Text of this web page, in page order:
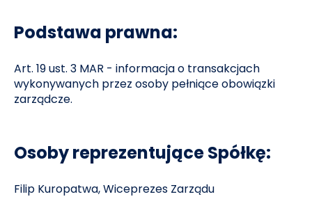
Podstawa prawna:
Art. 19 ust. 3 MAR - informacja o transakcjach
wykonywanych przez osoby pełniące obowiązki
zarządcze.
Osoby reprezentujące Spółkę:
Filip Kuropatwa, Wiceprezes Zarządu